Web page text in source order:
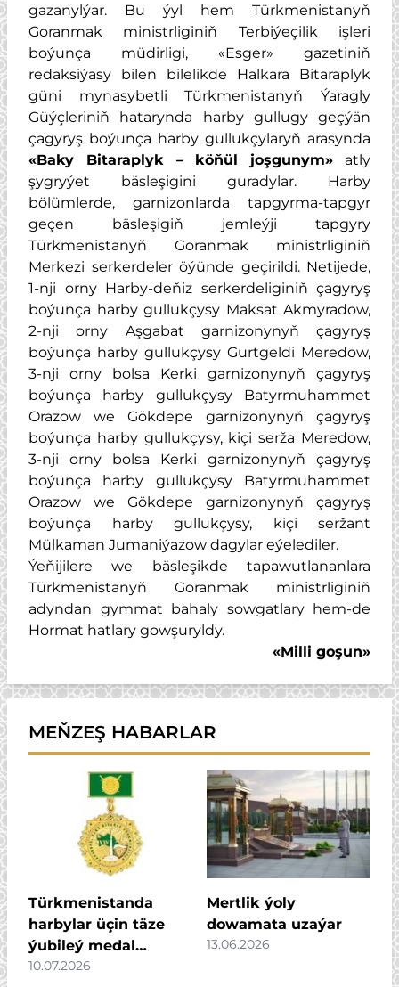
gazanylýar. Bu ýyl hem Türkmenistanyň
Goranmak ministrliginiň Terbiýeçilik işleri
boýunça müdirligi, «Esger» gazetiniň
redaksiýasy bilen bilelikde Halkara Bitaraplyk
güni mynasybetli Türkmenistanyň Ýaragly
Güýçleriniň hatarynda harby gullugy geçýän
çagyryş boýunça harby gullukçylaryň arasynda
«Baky Bitaraplyk – köňül joşgunym» atly
şygryýet bäsleşigini guradylar. Harby
bölümlerde, garnizonlarda tapgyrma-tapgyr
geçen bäsleşigiň jemleýji tapgyry
Türkmenistanyň Goranmak ministrliginiň
Merkezi serkerdeler öýünde geçirildi. Netijede,
1-nji orny Harby-deňiz serkerdeliginiň çagyryş
boýunça harby gullukçysy Maksat Akmyradow,
2-nji orny Aşgabat garnizonynyň çagyryş
boýunça harby gullukçysy Gurtgeldi Meredow,
3-nji orny bolsa Kerki garnizonynyň çagyryş
boýunça harby gullukçysy Batyrmuhammet
Orazow we Gökdepe garnizonynyň çagyryş
boýunça harby gullukçysy, kiçi serža Meredow,
3-nji orny bolsa Kerki garnizonynyň çagyryş
boýunça harby gullukçysy Batyrmuhammet
Orazow we Gökdepe garnizonynyň çagyryş
boýunça harby gullukçysy, kiçi seržant
Mülkaman Jumaniýazow dagylar eýelediler.
Ýeňijilere we bäsleşikde tapawutlananlara
Türkmenistanyň Goranmak ministrliginiň
adyndan gymmat bahaly sowgatlary hem-de
Hormat hatlary gowşuryldy.
«Milli goşun»
MEŇZEŞ HABARLAR
Türkmenistanda
harbylar üçin täze
ýubileý medal
dördildi
10.07.2026
Mertlik ýoly
dowamata uzaýar
13.06.2026